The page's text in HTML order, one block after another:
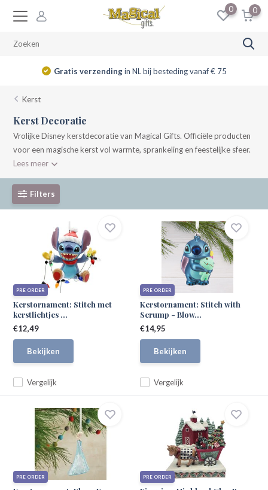
0 0
14 dagen retourrecht
Kerst
Kerst Decoratie
Vrolijke Disney kerstdecoratie van Magical Gifts. Officiële producten
voor een magische kerst vol warmte, sprankeling en feestelijke sfeer.
Lees meer
Filters
PRE ORDER
Kerstornament: Stitch met
kerstlichtjes ...
Vergelijk
€12,49
Bekijken
PRE ORDER
Kerstornament: Stitch with
Scrump - Blow...
Vergelijk
€14,95
Bekijken
PRE ORDER PRE ORDER